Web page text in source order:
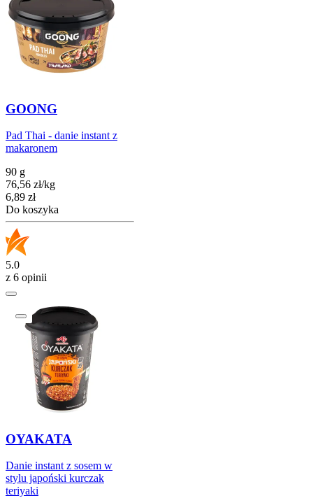
GOONG
Pad Thai - danie instant z
makaronem
90 g
76,56 zł/kg
Cena
6,89 zł
Do koszyka
5.0
z 6 opinii
OYAKATA
Danie instant z sosem w
stylu japoński kurczak
teriyaki